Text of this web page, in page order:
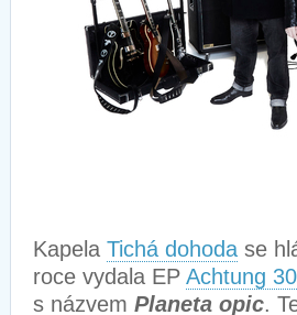
Kapela Tichá dohoda se
roce vydala EP Achtung
s názvem Planeta opic.